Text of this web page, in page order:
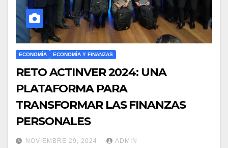
ECONOMÍA ECONOMÍA Y FINANZAS
RETO ACTINVER 2024: UNA
PLATAFORMA PARA
TRANSFORMAR LAS FINANZAS
PERSONALES
NOVIEMBRE 29, 2024 ADMIN